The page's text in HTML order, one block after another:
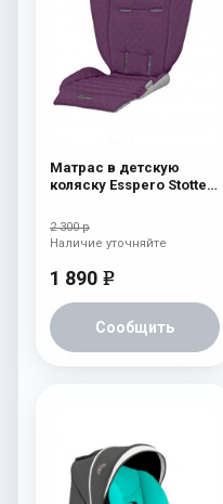
Матрас в детскую
коляску Esspero Stotte
2 300 р
1 890 e
Сообщить
Наличие уточняйте